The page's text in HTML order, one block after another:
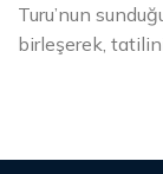
Turu’nun
birleşerek,